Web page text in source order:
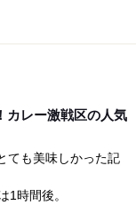
カレー激戦区の人気
ても美味しかった記
1時間後。